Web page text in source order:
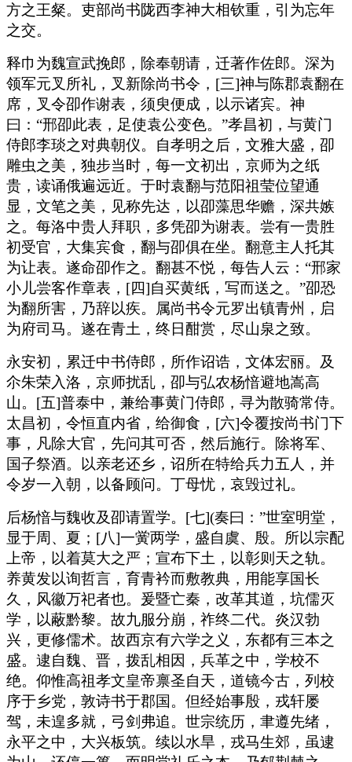
方之王粲。吏部尚书陇西李神大相钦重，引为忘年
之交。
释巾为魏宣武挽郎，除奉朝请，迁著作佐郎。深为
领军元叉所礼，叉新除尚书令，[三]神与陈郡袁翻在
席，叉令卲作谢表，须臾便成，以示诸宾。神
曰：“邢卲此表，足使袁公变色。”孝昌初，与黄门
侍郎李琰之对典朝仪。自孝明之后，文雅大盛，卲
雕虫之美，独步当时，每一文初出，京师为之纸
贵，读诵俄遍远近。于时袁翻与范阳祖莹位望通
显，文笔之美，见称先达，以卲藻思华赡，深共嫉
之。每洛中贵人拜职，多凭卲为谢表。尝有一贵胜
初受官，大集宾食，翻与卲俱在坐。翻意主人托其
为让表。遂命卲作之。翻甚不悦，每告人云：“邢家
小儿尝客作章表，[四]自买黄纸，写而送之。”卲恐
为翻所害，乃辞以疾。属尚书令元罗出镇青州，启
为府司马。遂在青土，终日酣赏，尽山泉之致。
永安初，累迁中书侍郎，所作诏诰，文体宏丽。及
尒朱荣入洛，京师扰乱，卲与弘农杨愔避地嵩高
山。[五]普泰中，兼给事黄门侍郎，寻为散骑常侍。
太昌初，令恒直内省，给御食，[六]令覆按尚书门下
事，凡除大官，先问其可否，然后施行。除将军、
国子祭酒。以亲老还乡，诏所在特给兵力五人，并
令岁一入朝，以备顾问。丁母忧，哀毁过礼。
后杨愔与魏收及卲请置学。[七](奏曰：”世室明堂，
显于周、夏；[八]一黉两学，盛自虞、殷。所以宗配
上帝，以着莫大之严；宣布下土，以彰则天之轨。
养黄发以询哲言，育青衿而敷教典，用能享国长
久，风徽万祀者也。爰暨亡秦，改革其道，坑儒灭
学，以蔽黔黎。故九服分崩，祚终二代。炎汉勃
兴，更修儒术。故西京有六学之义，东都有三本之
盛。逮自魏、晋，拨乱相因，兵革之中，学校不
绝。仰惟高祖孝文皇帝禀圣自天，道镜今古，列校
序于乡党，敦诗书于郡国。但经始事殷，戎轩屡
驾，未遑多就，弓剑弗追。世宗统历，聿遵先绪，
永平之中，大兴板筑。续以水旱，戎马生郊，虽逮